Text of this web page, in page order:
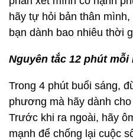
hãy tự hỏi bản thân
bạn dành bao nhiêu thời
Nguyên tắc 12 phút
Trong 4 phút buổi sáng,
phương mà hãy dành
Trước khi ra ngoài, hãy
mạnh để chống lại cuộc